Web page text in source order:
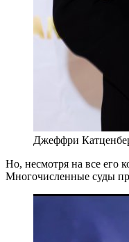
Джеффри
Но, несмотря на все его
Многочисленные суды